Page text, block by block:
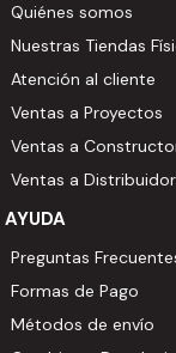
Quiénes somos
Nuestras Tiendas
Atención al cliente
Ventas a Proyectos
Ventas a
Ventas a
AYUDA
Preguntas
Formas de Pago
Métodos de envío